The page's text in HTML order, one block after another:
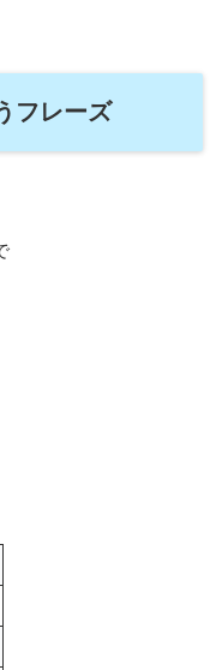
フレーズ